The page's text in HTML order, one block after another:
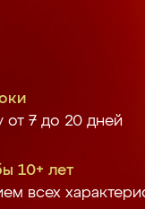
от 7 до 20 дней
10+ лет
всех